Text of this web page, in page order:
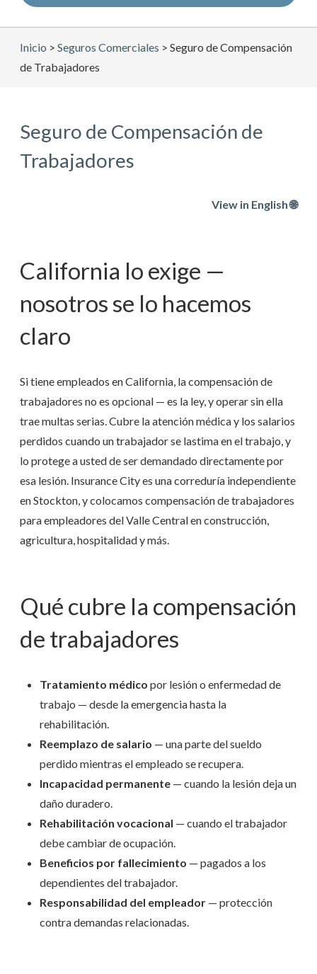
Inicio > Seguros Comerciales > Seguro de Compensación
de Trabajadores
Seguro de Compensación de
Trabajadores
View in English 🌐
California lo exige —
nosotros se lo hacemos
claro
Si tiene empleados en California, la compensación de
trabajadores no es opcional — es la ley, y operar sin ella
trae multas serias. Cubre la atención médica y los salarios
perdidos cuando un trabajador se lastima en el trabajo, y
lo protege a usted de ser demandado directamente por
esa lesión. Insurance City es una correduría independiente
en Stockton, y colocamos compensación de trabajadores
para empleadores del Valle Central en construcción,
agricultura, hospitalidad y más.
Qué cubre la compensación
de trabajadores
Tratamiento médico por lesión o enfermedad de
trabajo — desde la emergencia hasta la
rehabilitación.
Reemplazo de salario — una parte del sueldo
perdido mientras el empleado se recupera.
Incapacidad permanente — cuando la lesión deja un
daño duradero.
Rehabilitación vocacional — cuando el trabajador
debe cambiar de ocupación.
Beneficios por fallecimiento — pagados a los
dependientes del trabajador.
Responsabilidad del empleador — protección
contra demandas relacionadas.